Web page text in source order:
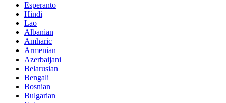
Esperanto
Hindi
Lao
Albanian
Amharic
Armenian
Azerbaijani
Belarusian
Bengali
Bosnian
Bulgarian